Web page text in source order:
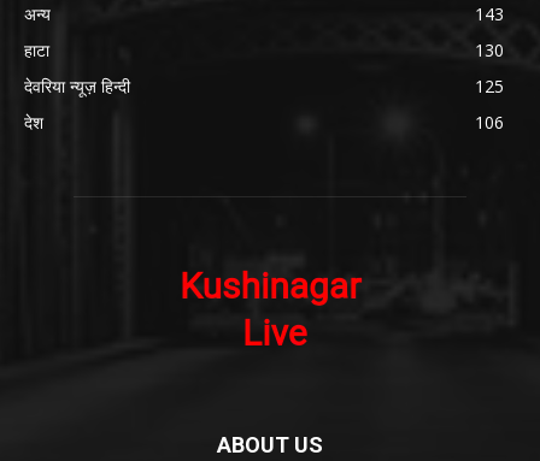
अन्य
143
हाटा
130
देवरिया न्यूज़ हिन्दी
125
देश
106
ABOUT US